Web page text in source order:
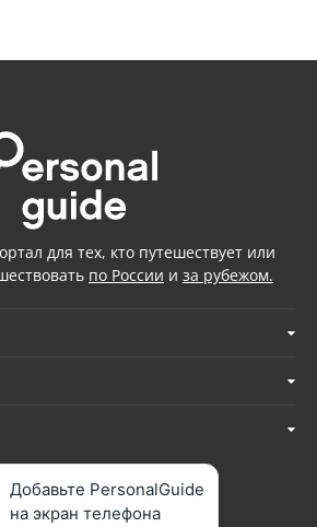
для тех, кто путешествует или
по России и за рубежом.
Добавьте PersonalGuide
на экран телефона